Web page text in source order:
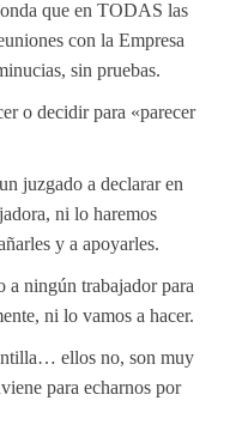
que en TODAS las
con la Empresa
sin pruebas.
o decidir para «parecer
juzgado a declarar en
ni lo haremos
y a apoyarles.
a ningún trabajador para
ni lo vamos a hacer.
ellos no, son muy
para echarnos por